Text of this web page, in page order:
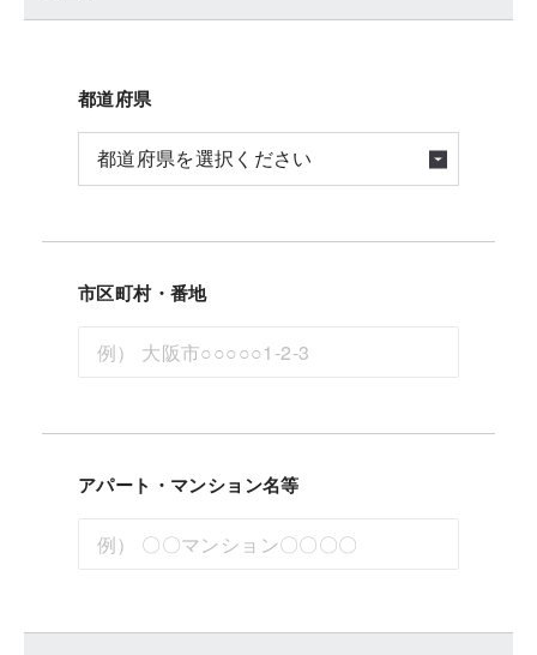
都道府県
市区町村・番地
アパート・マンション名等